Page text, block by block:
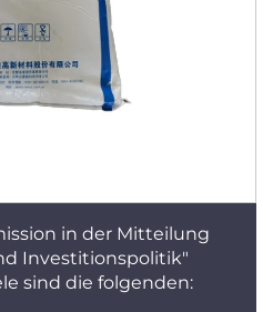
in der Mitteilung
Investitionspolitik"
sind die folgenden: